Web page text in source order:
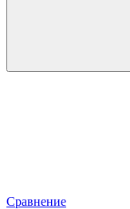
Сравнение